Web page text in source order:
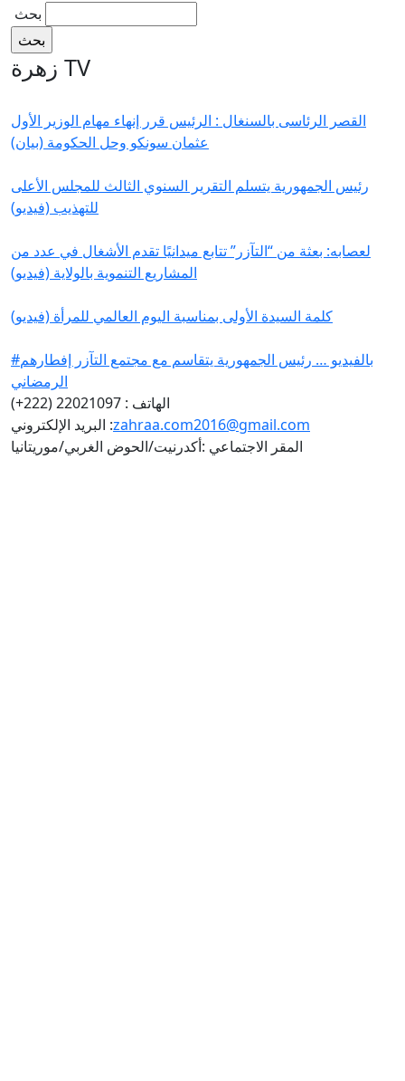
‏بحث ‏
زهرة TV
القصر الرئاسى بالسنغال : الرئيس قرر إنهاء مهام الوزير الأول
عثمان سونكو وحل الحكومة (بيان)
رئيس الجمهورية يتسلم التقرير السنوي الثالث للمجلس الأعلى
للتهذيب (فيديو)
لعصابه: بعثة من “التآزر” تتابع ميدانيًا تقدم الأشغال في عدد من
المشاريع التنموية بالولاية (فيديو)
كلمة السيدة الأولى بمناسبة اليوم العالمي للمرأة (فيديو)
#بالفيديو … رئيس الجمهورية يتقاسم مع مجتمع التآزر إفطارهم
الرمضاني
الهاتف : 22021097 (222+)
البريد الإلكتروني :zahraa.com2016@gmail.com
المقر الاجتماعي :أكدرنيت/الحوض الغربي/موريتانيا